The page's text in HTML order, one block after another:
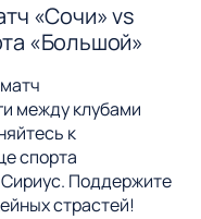
«Сочи» vs
«Большой»
между клубами
к
спорта
Поддержите
страстей!